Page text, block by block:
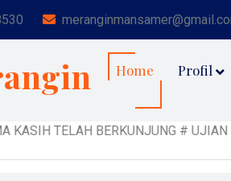
Home Profil
BERKUNJUNG # UJIAN